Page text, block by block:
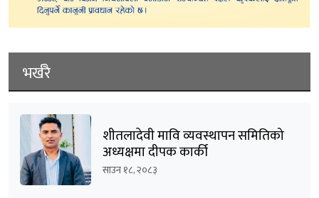
भर्खरै
शीतलादेवी मावि व्यवस्थापन समितिको
अध्यक्षमा दीपक कार्की
साउन १८, २०८३